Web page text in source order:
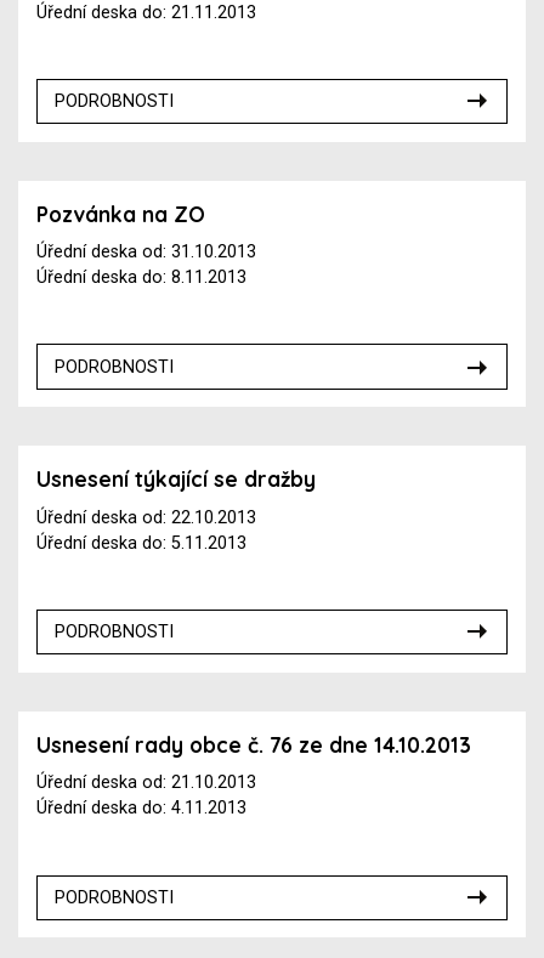
Úřední deska do: 21.11.2013
PODROBNOSTI
Pozvánka na ZO
Úřední deska od: 31.10.2013
Úřední deska do: 8.11.2013
PODROBNOSTI
Usnesení týkající se dražby
Úřední deska od: 22.10.2013
Úřední deska do: 5.11.2013
PODROBNOSTI
Usnesení rady obce č. 76 ze dne 14.10.2013
Úřední deska od: 21.10.2013
Úřední deska do: 4.11.2013
PODROBNOSTI